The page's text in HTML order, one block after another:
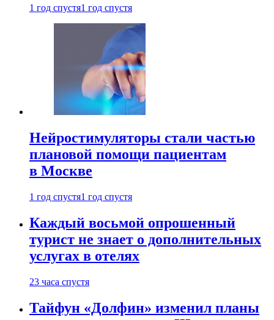
1 год спустя1 год спустя
Нейростимуляторы стали частью
плановой помощи пациентам
в Москве
1 год спустя1 год спустя
Каждый восьмой опрошенный
турист не знает о дополнительных
услугах в отелях
23 часа спустя
Тайфун «Долфин» изменил планы